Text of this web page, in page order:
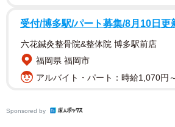
「火の国サラマンダーズ」の前身は
いていた社会人野球の熊本ゴールデン
ーパーマーケットチェーンの「鮮ど市
を最後に企業チームから九州独立リー
り、１０月１７日には新球団名が決ま
そのころ、深瀬さんは監督として５
受付/博多駅/パート募集/8月10日更
六花鍼灸整骨院&整体院 博多駅前店
福岡県 福岡市
アルバイト・パート：時給1,070円
Sponsored by